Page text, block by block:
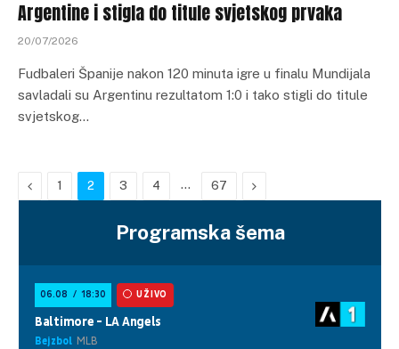
Argentine i stigla do titule svjetskog prvaka
20/07/2026
Fudbaleri Španije nakon 120 minuta igre u finalu Mundijala
savladali su Argentinu rezultatom 1:0 i tako stigli do titule
svjetskog…
Previous
1 2 3 4 … 67 Next
Programska šema